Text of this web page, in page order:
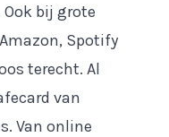
bij grote
Spotify
terecht. Al
van
Van online